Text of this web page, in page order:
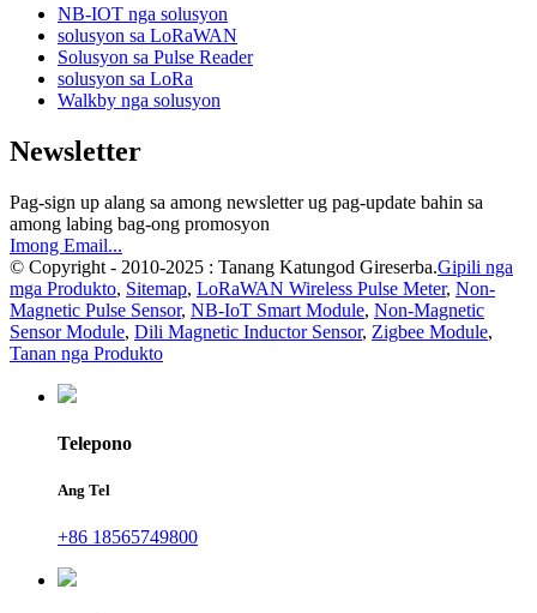
NB-IOT nga solusyon
solusyon sa LoRaWAN
Solusyon sa Pulse Reader
solusyon sa LoRa
Walkby nga solusyon
Newsletter
Pag-sign up alang sa among newsletter ug pag-update bahin sa
among labing bag-ong promosyon
Imong Email...
© Copyright - 2010-2025 : Tanang Katungod Gireserba.Gipili nga
mga Produkto, Sitemap, LoRaWAN Wireless Pulse Meter, Non-
Magnetic Pulse Sensor, NB-IoT Smart Module, Non-Magnetic
Sensor Module, Dili Magnetic Inductor Sensor, Zigbee Module,
Tanan nga Produkto
Telepono
Ang Tel
+86 18565749800